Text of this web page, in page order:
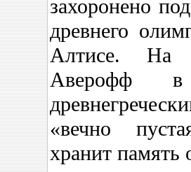
захоронено
древнего
Алтисе. На
Аверофф в
«вечно
хранит память